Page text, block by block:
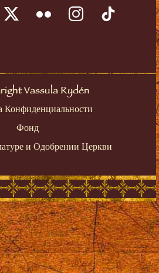
Vassula Rydén
Конфиденциальности
Фонд
и Одобрении Церкви